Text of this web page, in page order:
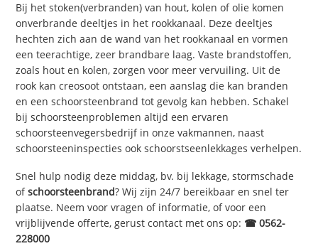
Bij het stoken(verbranden) van hout, kolen of olie komen
onverbrande deeltjes in het rookkanaal. Deze deeltjes
hechten zich aan de wand van het rookkanaal en vormen
een teerachtige, zeer brandbare laag. Vaste brandstoffen,
zoals hout en kolen, zorgen voor meer vervuiling. Uit de
rook kan creosoot ontstaan, een aanslag die kan branden
en een schoorsteenbrand tot gevolg kan hebben. Schakel
bij schoorsteenproblemen altijd een ervaren
schoorsteenvegersbedrijf in onze vakmannen, naast
schoorsteeninspecties ook schoorstseenlekkages verhelpen.
Snel hulp nodig deze middag, bv. bij lekkage, stormschade
ofschoorsteenbrand? Wij zijn 24/7 bereikbaar en snel ter
plaatse. Neem voor vragen of informatie, of voor een
vrijblijvende offerte, gerust contact met ons op: ☎ 0562-
228000